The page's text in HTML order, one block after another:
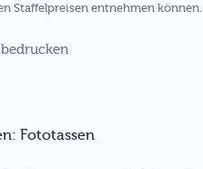
Staffelpreisen entnehmen können.
Fototassen